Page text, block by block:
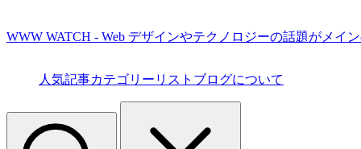
WWW WATCH - Web デザインやテクノロジーの話題がメイ
人気記事カテゴリーリスト ブログについて